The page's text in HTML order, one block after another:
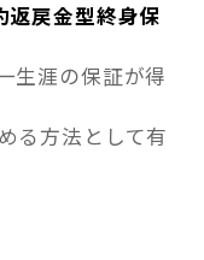
戻金型終身保
生涯の保証が得
る方法として有